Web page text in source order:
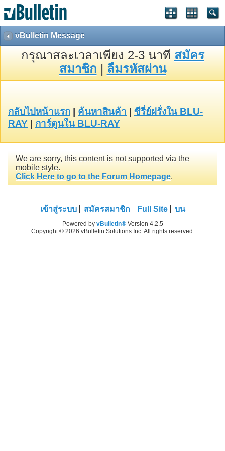
vBulletin Message
กรุณาสละเวลาเพียง 2-3 นาที สมัคร
สมาชิก | ลืมรหัสผ่าน
กลับไปหน้าแรก ค้นหาสินค้า
ซีรี่ย์ฝรั่งใน BLU-
RAY
การ์ตูนใน BLU-RAY
We are sorry, this content is not supported via the
mobile style.
Click Here to go to the Forum Homepage.
เข้าสู่ระบบ สมัครสมาชิก Full Site บน
Powered by vBulletin®Version 4.2.5
Copyright © 2026 vBulletin Solutions Inc. All rights reserved.